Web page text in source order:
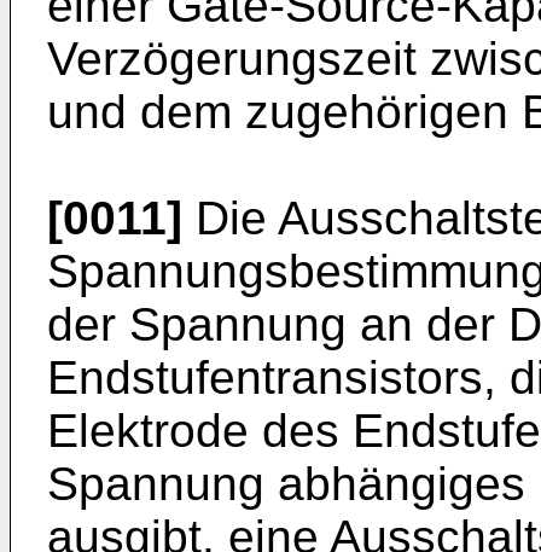
Verzögerungszeit
und dem zugehörigen
[0011] Die
der Spannung an der
Endstufentransistors,
Elektrode des
Spannung
ausgibt, eine